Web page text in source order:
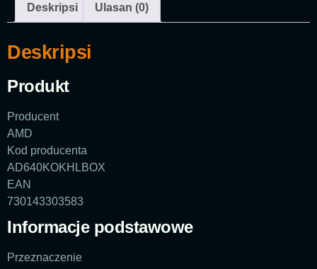
Deskripsi Ulasan (0)
Deskripsi
Produkt
Producent
AMD
Kod producenta
AD640KOKHLBOX
EAN
730143303583
Informacje podstawowe
Przeznaczenie